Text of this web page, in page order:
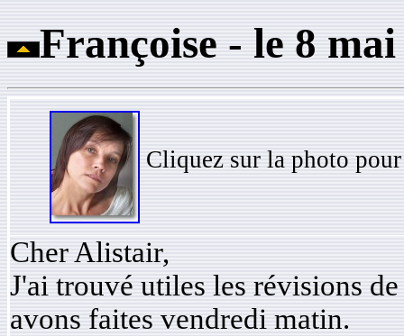
Françoise - le 8
Cliquez sur la photo
Cher Alistair,
J'ai trouvé utiles les révisions
avons faites vendredi matin.